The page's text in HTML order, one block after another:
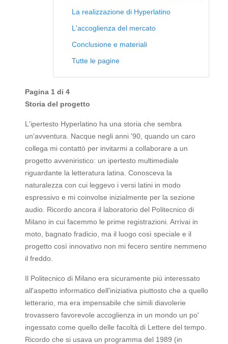
La realizzazione di Hyperlatino
L'accoglienza del mercato
Conclusione e materiali
Tutte le pagine
Pagina 1 di 4
Storia del progetto
L'ipertesto Hyperlatino ha una storia che sembra
un'avventura. Nacque negli anni '90, quando un caro
collega mi contattò per invitarmi a collaborare a un
progetto avveniristico: un ipertesto multimediale
riguardante la letteratura latina. Conosceva la
naturalezza con cui leggevo i versi latini in modo
espressivo e mi coinvolse inizialmente per la sezione
audio. Ricordo ancora il laboratorio del Politecnico di
Milano in cui facemmo le prime registrazioni. Arrivai in
moto, bagnato fradicio, ma il luogo così speciale e il
progetto così innovativo non mi fecero sentire nemmeno
il freddo.
Il Politecnico di Milano era sicuramente più interessato
all'aspetto informatico dell'iniziativa piuttosto che a quello
letterario, ma era impensabile che simili diavolerie
trovassero favorevole accoglienza in un mondo un po'
ingessato come quello delle facoltà di Lettere del tempo.
Ricordo che si usava un programma del 1989 (in